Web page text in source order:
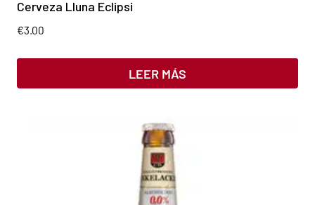
Cerveza Lluna Eclipsi
€3.00
LEER MÁS